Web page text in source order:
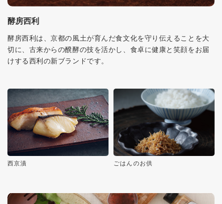
酵房西利
酵房西利は、京都の風土が育んだ食文化を守り伝えることを大
切に、古来からの醗酵の技を活かし、食卓に健康と笑顔をお届
けする西利の新ブランドです。
西京漬 ごはんのお供